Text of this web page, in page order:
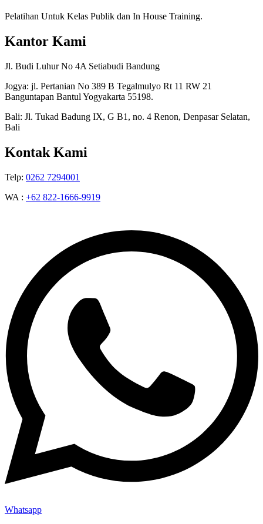
Pelatihan Untuk Kelas Publik dan In House Training.
Kantor Kami
Jl. Budi Luhur No 4A Setiabudi Bandung
Jogya: jl. Pertanian No 389 B Tegalmulyo Rt 11 RW 21
Banguntapan Bantul Yogyakarta 55198.
Bali: Jl. Tukad Badung IX, G B1, no. 4 Renon, Denpasar Selatan,
Bali
Kontak Kami
Telp: 0262 7294001
WA : +62 822-1666-9919
Whatsapp